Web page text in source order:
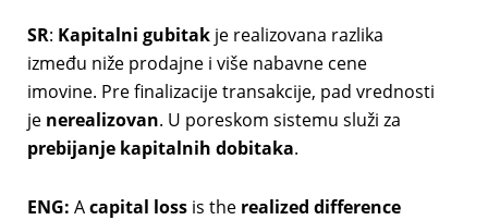
SR: Kapitalni gubitakje realizovana razlika
između niže prodajne i više nabavne cene
imovine. Pre finalizacije transakcije, pad vrednosti
je nerealizovan. U poreskom sistemu služi za
prebijanje kapitalnih dobitaka.
ENG: Acapital lossis the realized difference